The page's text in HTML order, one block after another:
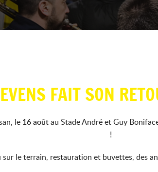
FAIT SON
le 16 aoûtau Stade André et Guy
!
le terrain, restauration et buvettes, des